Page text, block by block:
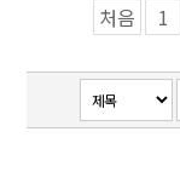
처음 1